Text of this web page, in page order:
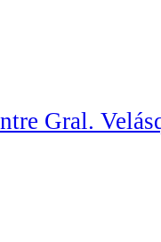
Gral.